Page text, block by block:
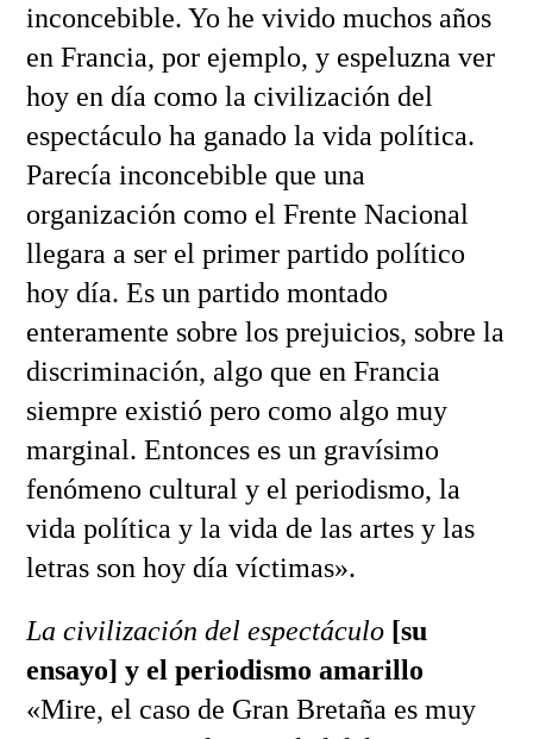
inconcebible. Yo he vivido muchos años
en Francia, por ejemplo, y espeluzna ver
hoy en día como la civilización del
espectáculo ha ganado la vida política.
Parecía inconcebible que una
organización como el Frente Nacional
llegara a ser el primer partido político
hoy día. Es un partido montado
enteramente sobre los prejuicios, sobre la
discriminación, algo que en Francia
siempre existió pero como algo muy
marginal. Entonces es un gravísimo
fenómeno cultural y el periodismo, la
vida política y la vida de las artes y las
letras son hoy día víctimas».
La civilización del espectáculo[su
ensayo] y el periodismo amarillo
«Mire, el caso de Gran Bretaña es muy